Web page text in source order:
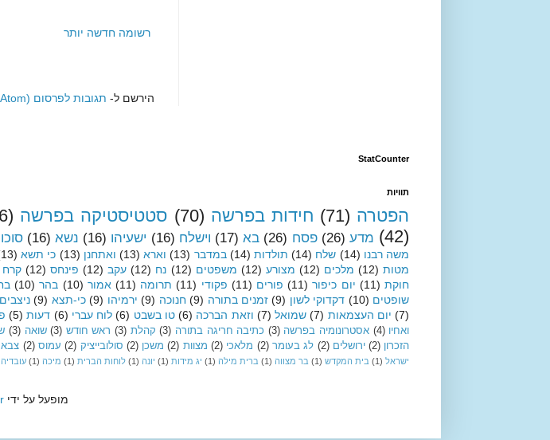
רשומה חדשה יותר
הירשם ל- תגובות לפרסום (Atom)
StatCounter
תוויות
הפטרה (71) חידות בפרשה (70) סטטיסטיקה בפרשה
(42) מדע (26) פסח (26) בא (17) וישלח (16) ישעיהו (16) נשא (16)
משה רבנו (14) שלח (14) תולדות (14) במדבר (13) וארא (13) ואתחנן (13) כי תשא
מטות (12) מלכים (12) מצורע (12) משפטים (12) נח (12) עקב (12) פינחס (12) קרח
חוקת (11) יום כיפור (11) פורים (11) פקודי (11) תרומה (11) אמור (10) בהר (10)
שופטים (10) דקדוקי לשון (9) זמנים בתורה (9) חנוכה (9) ירמיהו (9) כי-תצא (9) ניצבים
(7) יום העצמאות (7) שמואל (7) וזאת הברכה (6) טו בשבט (6) לוח עברי (6) דעות (5)
ואחיו (4) אסטרונומיה בפרשה (3) כתיבה חריגה בתורה (3) קהלת (3) ראש חודש (3) שואה (3)
הזכרון (2) ירושלים (2) לג בעומר (2) מלאכי (2) מצוות (2) משכן (2) סולובייציק (2) עמוס (2) צבא
ישראל (1) בית המקדש (1) בר מצווה (1) ברית מילה (1) יג מידות (1) יונה (1) לוחות הברית (1) מיכה (1) עובדיה
מופעל על ידי